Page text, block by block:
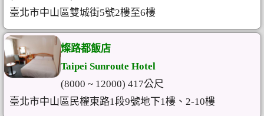
臺北市中山區雙城街5號2樓至6樓
燦路都飯店
Taipei Sunroute Hotel
(8000 ~ 12000) 417公尺
臺北市中山區民權東路1段9號地下1樓、2-10樓